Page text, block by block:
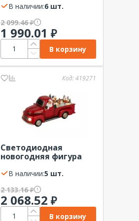
постоянное свечение
230В нужен блок IP65
NEON-NIGH
В наличии:
6 шт.
2 099.46₽
1 990.01 ₽
В корзину
Код:419271
Светодиодная
новогодняя фигура
Новогоднее
путешествие мульти
3*АА 25х12х17см ЭРА
В наличии:
5 шт.
2 133.16₽
2 068.52 ₽
В корзину